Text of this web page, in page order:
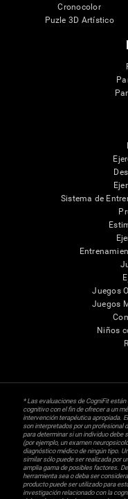
Cronocolor
Puzle 3D Artístico
Sistema de
Juegos
Juegos
Niños
* Las evaluaciones de CogniFit
cognitivo con el fin de ofrecer a un
intervención terapéutica apropiada.
son interpretados por un profesional
para determinar si un individuo debe
(por ejemplo, un examen
diagnóstico médico de ningún tipo.
similar sólo puede ser realizada por
amplia gama de posibles factores.
herramienta sea o deba ser
producto puede ser utilizado para
investigación relacionado con la